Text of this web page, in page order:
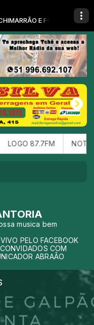
E FOGO DE CHÃO
87.7FM NOTICIA
musica bem
PELO FACEBOOK
COM
ABRAÃO